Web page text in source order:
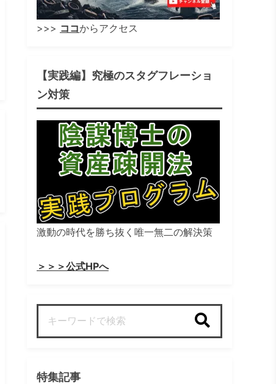
>>> ココからアクセス
【実践編】究極のスタグフレーショ
ン対策
激動の時代を勝ち抜く唯一無二の解決策
＞＞＞公式HPへ
特集記事